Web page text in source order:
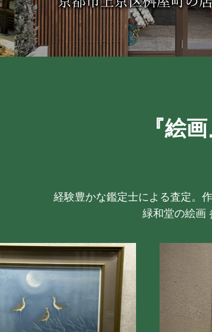
『絵
経験豊かな鑑定士による査定。
緑和堂の絵画